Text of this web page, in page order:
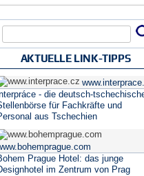
AKTUELLE LINK-TIPPS
- die deutsch-
für Fachkräfte und
aus Tschechien
Prague Hotel: das junge
im Zentrum von Prag